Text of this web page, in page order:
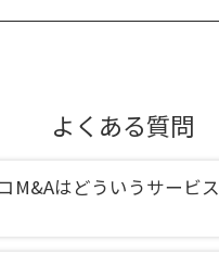
よくある質問
M&Aはどういうサービ